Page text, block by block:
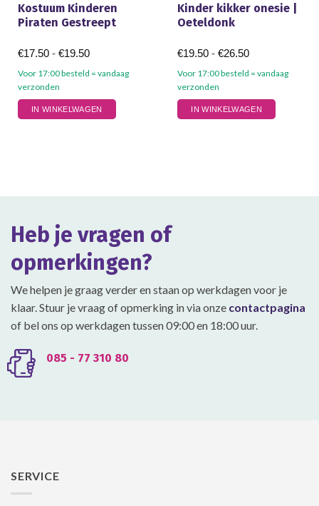
Kostuum Kinderen
Piraten Gestreept
Voor 17:00 besteld = vandaag
verzonden
€17.50 - €19.50Prijsklasse:
tot
IN WINKELWAGEN
Dit
product
worden
de
Kinder kikker onesie |
Oeteldonk
Voor 17:00 besteld = vandaag
verzonden
€19.50 - €26.50Prijsklasse:
tot
IN WINKELWAGEN
Dit
product
Heb je vragen of
opmerkingen?
We helpen je graag verder en staan op werkdagen voor je
klaar. Stuur je vraag of opmerking in via onze contactpagina
of bel ons op werkdagen tussen 09:00 en 18:00 uur.
085 - 77 310 80
SERVICE